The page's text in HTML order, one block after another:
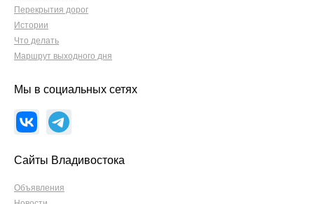
Перекрытия дорог
Истории
Что делать
Маршрут выходного дня
Мы в социальных сетях
Сайты Владивостока
Объявления